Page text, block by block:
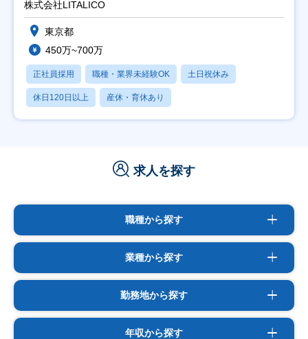
株式会社LITALICO
東京都
450万~700万
正社員採用 職種・業界未経験OK 土日祝休み
休日120日以上 産休・育休あり
求人を探す
職種から探す
業種から探す
勤務地から探す
年収から探す